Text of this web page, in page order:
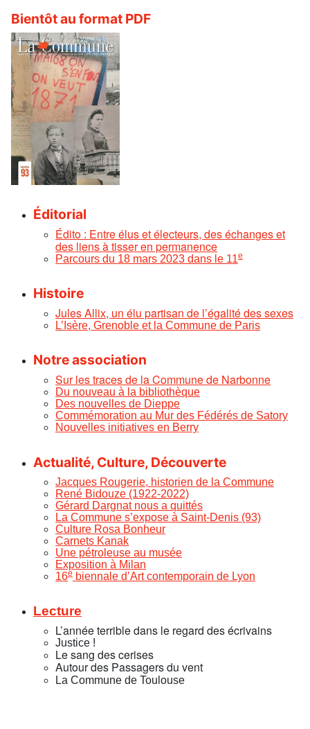
Bientôt au format PDF
Éditorial
Édito : Entre élus et électeurs, des échanges et
des liens à tisser en permanence
Parcours du 18 mars 2023 dans le 11e
Histoire
Jules Allix, un élu partisan de l’égalité des sexes
L’Isère, Grenoble et la Commune de Paris
Notre association
Sur les traces de la Commune de Narbonne
Du nouveau à la bibliothèque
Des nouvelles de Dieppe
Commémoration au Mur des Fédérés de Satory
Nouvelles initiatives en Berry
Actualité, Culture, Découverte
Jacques Rougerie, historien de la Commune
René Bidouze (1922-2022)
Gérard Dargnat nous a quittés
La Commune s’expose à Saint-Denis (93)
Culture Rosa Bonheur
Carnets Kanak
Une pétroleuse au musée
Exposition à Milan
16e biennale d’Art contemporain de Lyon
Lecture
L’année terrible dans le regard des écrivains
Justice !
Le sang des cerises
Autour des Passagers du vent
La Commune de Toulouse